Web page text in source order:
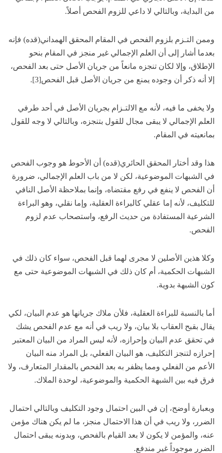
من البداية، وبالتالي لا داعي للزوم الفحص أصلاً.
وممن التـزم بلزوم الفحص في المقام المحقق الهمداني(قده) فإنه
بعدما أشار إلى أن العلم الإجمالي غير منجز في المقام بنحو
الإطلاق، وإلا لكان تنجزه مانعاً من جريان الأصل حتى بعد الفحص،
إلا أنه ذكر أن وجوده يمنع من جريان الأصل قبل الفحص[3].
ولا يخفى ما فيه، لأنه مع الالتـزام بجريان الأصل في أحد طرفي
العلم الإجمالي لا يبقى مجال للقول بتنجزه، وبالتالي لا وجه للقول
بمانعيته في المقام.
هذا وقد أختار المحقق الحائري(قده) أن الأحوط هو وجوب الفحص
في الشبهات الموضوعية، لكن لا من باب العلم الإجمالي، ضرورة
أن الفحص لا ينفع في رفع مقتضاه، وإنما بملاحظة الأصل النافي
للتكليف، لأنه إما عقلي كالبراءة العقلية، وإما نقلي، وهو البراءة
الشرعية المستفادة من حديث الرفع، واستصحاب عدم لزوم
الفحص.
وكلا هذين الأصلين لا مجرى لهما قبل الفحص، سواء كان ذلك في
الشبهات الحكمية، أم كان ذلك في الشبهات الموضوعية حتى مع
كون الشبهة بدوية.
أما بالنسبة للبراءة العقلية، فلأن ملاك جريانها هو عدم البيان، لكي
يقال بقبح العقاب بلا بيان، ولا ريب في أنه مع عدم الفحص يشك
في تحقق عدم البيان وإحرازه، لأنه ليس المراد من البيان المعتبر
إحرازه لتنجز التكليف، هو البيان الفعلي، بل المراد منه البيان
الأعم من الفعلي ومما يظفر به بعد الفحص بالمقدار المتعارف، ولا
فرق فيه بين الشبهة الحكمية والموضوعية، لوحدة الملاك.
وبعبارة أوضح، إن في البين احتمال وجود التكليف وبالتالي احتمال
الضرر، ولا ريب في أن هذا الاحتمال منجز، ما لم يكن هناك مؤمن
عنه، والمؤمن لا يكون لا بعد القيام بالفحص، وبدونه يبقى احتمال
الضرر موجوداً غير مندفع.